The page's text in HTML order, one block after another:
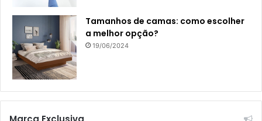
Tamanhos de camas: como escolher
a melhor opção?
19/06/2024